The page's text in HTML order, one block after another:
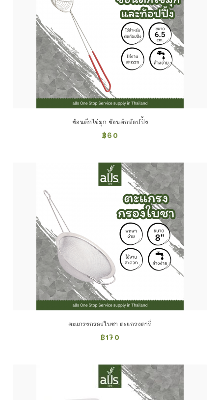
ช้อนตักไข่มุก ช้อนตักท้อปปิ้ง
฿60
ตะแกรงกรองใบชา ตะแกรงตาถี่
฿170